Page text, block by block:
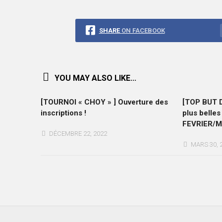
SHARE ON FACEBOOK
YOU MAY ALSO LIKE...
[TOURNOI « CHOY » ] Ouverture des
inscriptions !
DÉCEMBRE 22, 2022
[TOP BUT
plus
FEVRIER/
MARS 30,